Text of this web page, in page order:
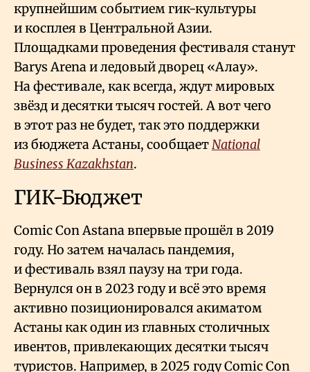
крупнейшим событием гик-культуры
и косплея в Центральной Азии.
Площадками проведения фестиваля станут
Barys Arena и ледовый дворец «Алау».
На фестивале, как всегда, ждут мировых
звёзд и десятки тысяч гостей. А вот чего
в этот раз не будет, так это поддержки
из бюджета Астаны, сообщаетNational
Business Kazakhstan.
ГИК-Бюджет
Comic Con Astana впервые прошёл в 2019
году. Но затем началась пандемия,
и фестиваль взял паузу на три года.
Вернулся он в 2023 году и всё это время
активно позиционировался акиматом
Астаны как один из главных столичных
ивентов, привлекающих десятки тысяч
туристов. Например, в 2025 году Comic Con